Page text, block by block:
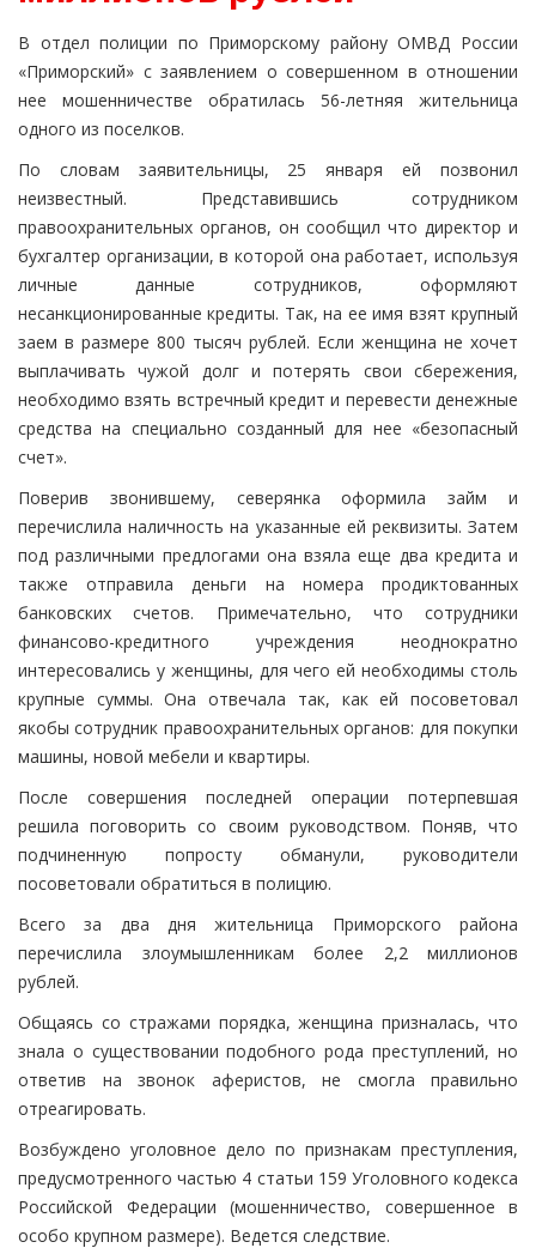
В отдел полиции по Приморскому району ОМВД России
«Приморский» с заявлением о совершенном в отношении
нее мошенничестве обратилась 56-летняя жительница
одного из поселков.
По словам заявительницы, 25 января ей позвонил
неизвестный. Представившись сотрудником
правоохранительных органов, он сообщил что директор и
бухгалтер организации, в которой она работает, используя
личные данные сотрудников, оформляют
несанкционированные кредиты. Так, на ее имя взят крупный
заем в размере 800 тысяч рублей. Если женщина не хочет
выплачивать чужой долг и потерять свои сбережения,
необходимо взять встречный кредит и перевести денежные
средства на специально созданный для нее «безопасный
счет».
Поверив звонившему, северянка оформила займ и
перечислила наличность на указанные ей реквизиты. Затем
под различными предлогами она взяла еще два кредита и
также отправила деньги на номера продиктованных
банковских счетов. Примечательно, что сотрудники
финансово-кредитного учреждения неоднократно
интересовались у женщины, для чего ей необходимы столь
крупные суммы. Она отвечала так, как ей посоветовал
якобы сотрудник правоохранительных органов: для покупки
машины, новой мебели и квартиры.
После совершения последней операции потерпевшая
решила поговорить со своим руководством. Поняв, что
подчиненную попросту обманули, руководители
посоветовали обратиться в полицию.
Всего за два дня жительница Приморского района
перечислила злоумышленникам более 2,2 миллионов
рублей.
Общаясь со стражами порядка, женщина призналась, что
знала о существовании подобного рода преступлений, но
ответив на звонок аферистов, не смогла правильно
отреагировать.
Возбуждено уголовное дело по признакам преступления,
предусмотренного частью 4 статьи 159 Уголовного кодекса
Российской Федерации (мошенничество, совершенное в
особо крупном размере). Ведется следствие.